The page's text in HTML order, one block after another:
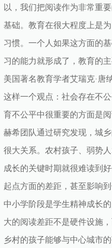
以，我们把阅读作为非常重
基础。教育在很大程度上是
习惯。一个人如果这方面的
习的能力就形成了，教育的
美国著名教育学者艾瑞克·唐
这样一个观点：社会存在不
育不公平中很重要的方面是阅
赫希团队通过研究发现，城
很大关系。农村孩子、弱势
成长的关键时期就很难读到
起点方面的差距，甚至影响
中小学阶段是学生精神成长
大的阅读差距不是硬件设施
乡村的孩子能够与中心城市